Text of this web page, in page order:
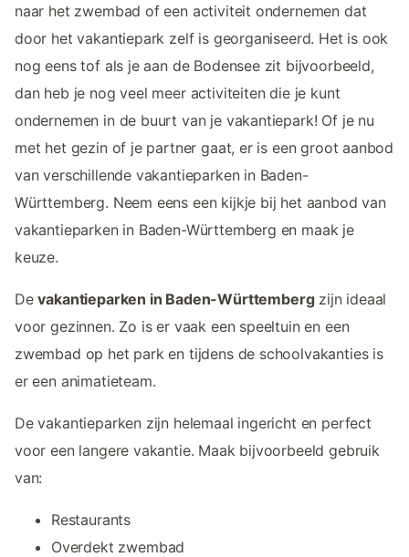
naar het zwembad of een activiteit ondernemen dat
door het vakantiepark zelf is georganiseerd. Het is ook
nog eens tof als je aan de Bodensee zit bijvoorbeeld,
dan heb je nog veel meer activiteiten die je kunt
ondernemen in de buurt van je vakantiepark! Of je nu
met het gezin of je partner gaat, er is een groot aanbod
van verschillende vakantieparken in Baden-
Württemberg. Neem eens een kijkje bij het aanbod van
vakantieparken in Baden-Württemberg en maak je
keuze.
Devakantieparken in Baden-Württembergzijn ideaal
voor gezinnen. Zo is er vaak een speeltuin en een
zwembad op het park en tijdens de schoolvakanties is
er een animatieteam.
De vakantieparken zijn helemaal ingericht en perfect
voor een langere vakantie. Maak bijvoorbeeld gebruik
van:
Restaurants
Overdekt zwembad